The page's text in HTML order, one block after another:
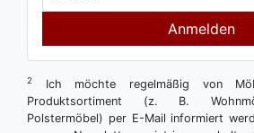
Anmelden
2
Ich möchte regelmäßig von
Produktsortiment (z. B.
Polstermöbel) per E-Mail informiert